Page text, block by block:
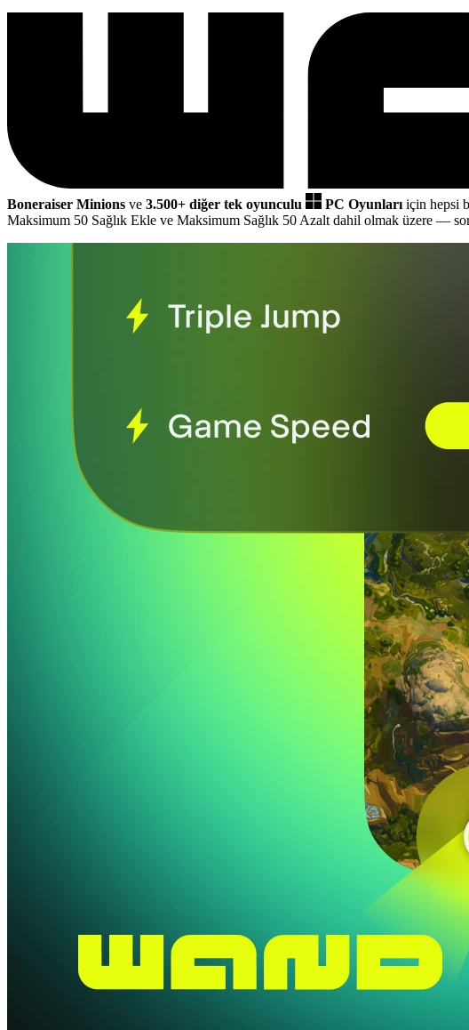
Boneraiser Minions ve 3.500+ diğer tek oyunculu PC Oyunları için hepsi
Maksimum 50 Sağlık Ekle ve Maksimum Sağlık 50 Azalt dahil olmak üzere —